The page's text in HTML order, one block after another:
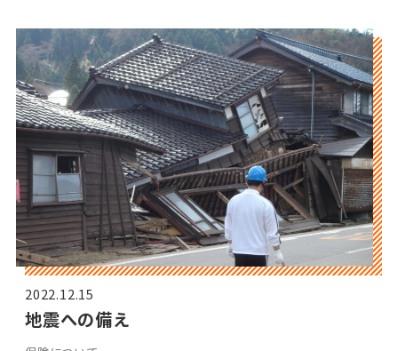
2022.12.15
地震への備え